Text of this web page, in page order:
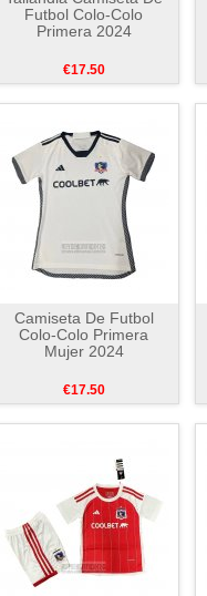
Futbol Colo-Colo
Primera 2024
€17.50
Camiseta De Futbol
Colo-Colo Primera
Mujer 2024
€17.50